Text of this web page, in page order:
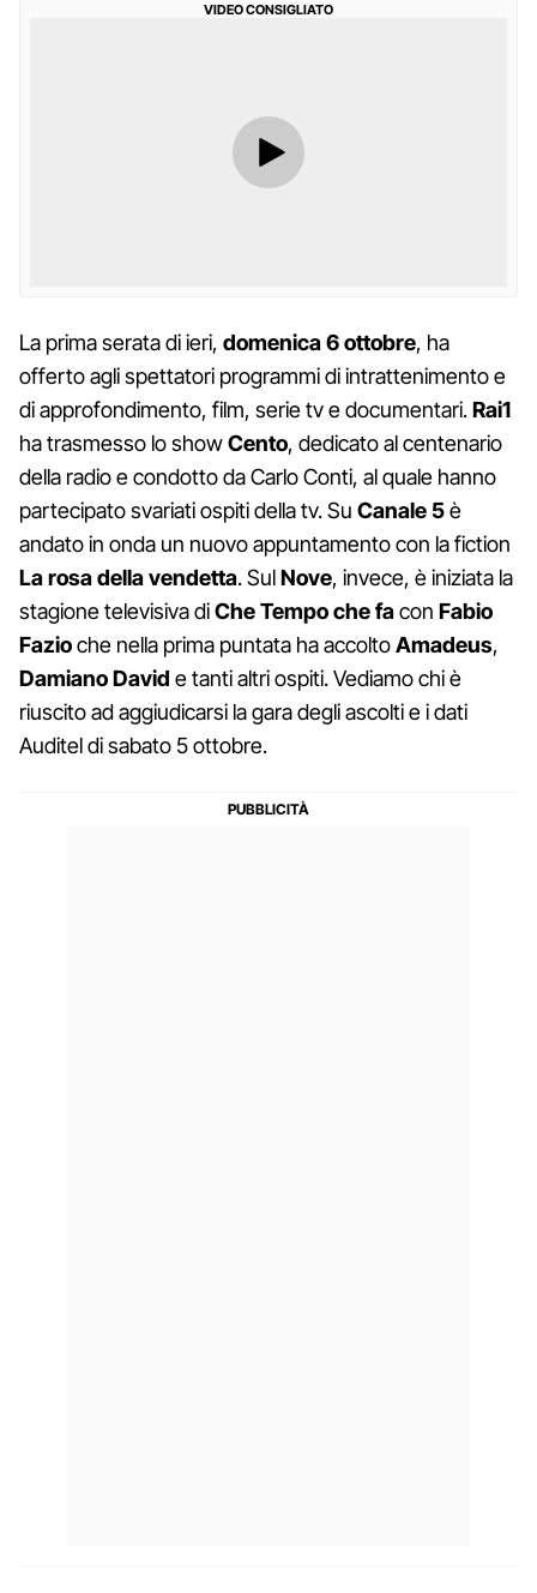
VIDEO CONSIGLIATO
La prima serata di ieri, domenica 6 ottobre, ha
offerto agli spettatori programmi di intrattenimento e
di approfondimento, film, serie tv e documentari.Rai1
ha trasmesso lo showCento, dedicato al centenario
della radio e condotto da Carlo Conti, al quale hanno
partecipato svariati ospiti della tv. Su Canale 5è
andato in onda un nuovo appuntamento con la fiction
La rosa della vendetta. SulNove, invece, è iniziata la
stagione televisiva diChe Tempo che facon Fabio
Fazioche nella prima puntata ha accoltoAmadeus,
Damiano David e tanti altri ospiti. Vediamo chi è
riuscito ad aggiudicarsi la gara degli ascolti e i dati
Auditel di sabato 5 ottobre.